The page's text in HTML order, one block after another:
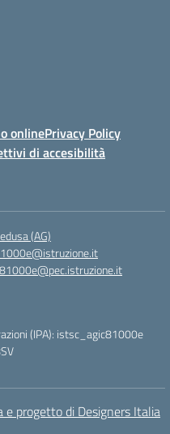
onlinePrivacy Policy
di accesibilità
(AG)
(IPA): istsc_agic81000e
e progetto di Designers Italia